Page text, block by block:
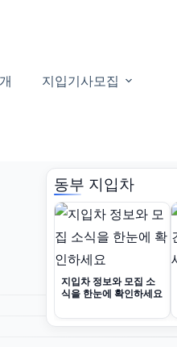
지입기사모집
동부 지입차
지입차 정보와 모집 소
식을 한눈에 확인하세요